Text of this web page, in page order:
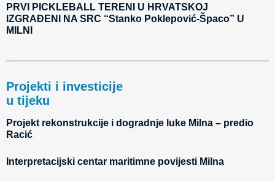
PRVI PICKLEBALL TERENI U HRVATSKOJ
IZGRAĐENI NA SRC “Stanko Poklepović-Špaco” U
MILNI
Projekti i investicije
u tijeku
Projekt rekonstrukcije i dogradnje luke Milna – predio
Racić
Interpretacijski centar maritimne povijesti Milna